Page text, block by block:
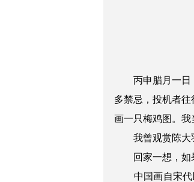
丙申腊月一日
多禁忌，投机者
画一只梅鸡图。我
我曾观赏陈大
回家一想，
中国画自宋